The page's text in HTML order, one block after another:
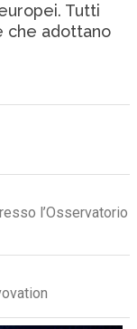
Tutti
che adottano
l’Osservatorio